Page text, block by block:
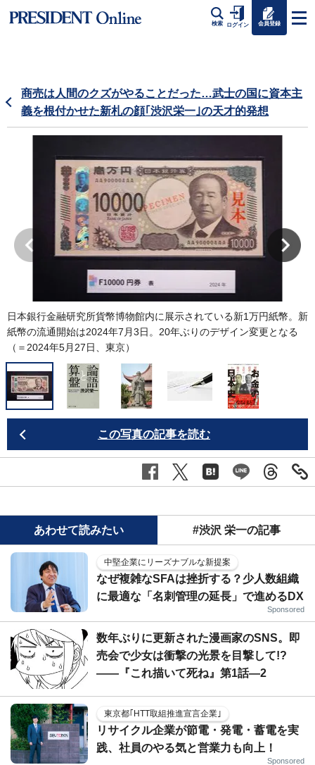
検索 ログイン 会員登録
商売は人間のクズがやることだった…武士の国に資本主
義を根付かせた新札の顔｢渋沢栄一｣の天才的発想
日本銀行金融研究所貨幣博物館内に展示されている新1万円紙幣。新
紙幣の流通開始は2024年7月3日。20年ぶりのデザイン変更となる
（＝2024年5月27日、東京）
この写真の記事を読む
あわせて読みたい #渋沢 栄一の記事
中堅企業にリーズナブルな新提案
なぜ複雑なSFAは挫折する？少人数組織
に最適な「名刺管理の延長」で進めるDX
Sponsored
数年ぶりに更新された漫画家のSNS。即
売会で少女は衝撃の光景を目撃して!?
――『これ描いて死ね』第1話―2
東京都｢HTT取組推進宣言企業｣
リサイクル企業が節電・発電・蓄電を実
践、社員のやる気と営業力も向上！
Sponsored